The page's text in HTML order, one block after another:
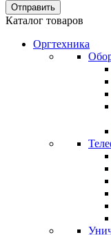
Отправить
Каталог товаров
Оргтехника